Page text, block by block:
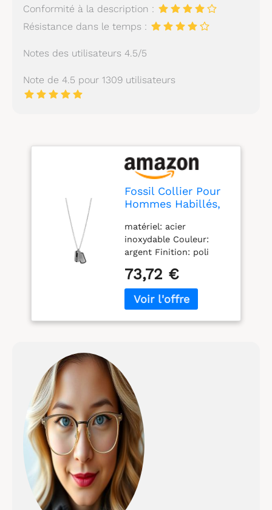
Conformité à la description :
Résistance dans le temps :
Notes des utilisateurs 4.5/5
Note de 4.5 pour 1309 utilisateurs
Fossil Collier Pour
Hommes Habillés,
Inoxydable Argenté,
JF00494998
matériel: acier
inoxydable Couleur:
argent Finition: poli
griffe de homard
73,72 €